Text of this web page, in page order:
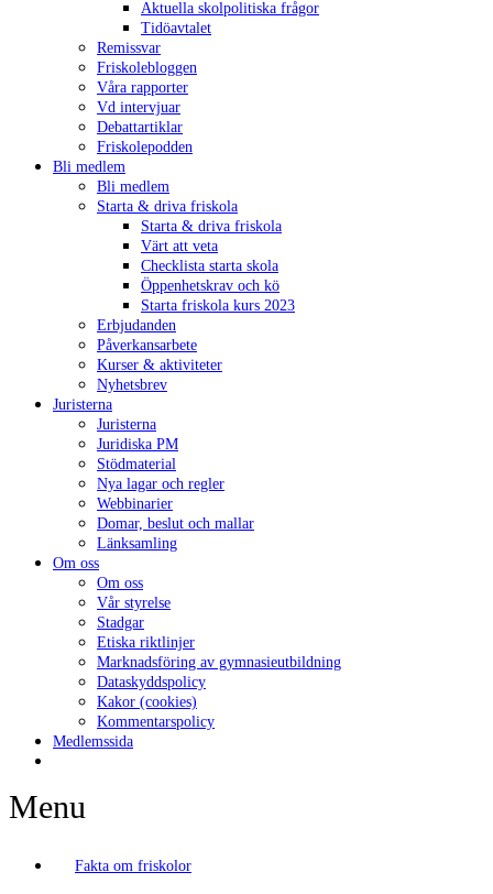
Aktuella skolpolitiska frågor
Tidöavtalet
Remissvar
Friskolebloggen
Våra rapporter
Vd intervjuar
Debattartiklar
Friskolepodden
Bli medlem
Bli medlem
Starta & driva friskola
Starta & driva friskola
Värt att veta
Checklista starta skola
Öppenhetskrav och kö
Starta friskola kurs 2023
Erbjudanden
Påverkansarbete
Kurser & aktiviteter
Nyhetsbrev
Juristerna
Juristerna
Juridiska PM
Stödmaterial
Nya lagar och regler
Webbinarier
Domar, beslut och mallar
Länksamling
Om oss
Om oss
Vår styrelse
Stadgar
Etiska riktlinjer
Marknadsföring av gymnasieutbildning
Dataskyddspolicy
Kakor (cookies)
Kommentarspolicy
Medlemssida
Menu
Fakta om friskolor